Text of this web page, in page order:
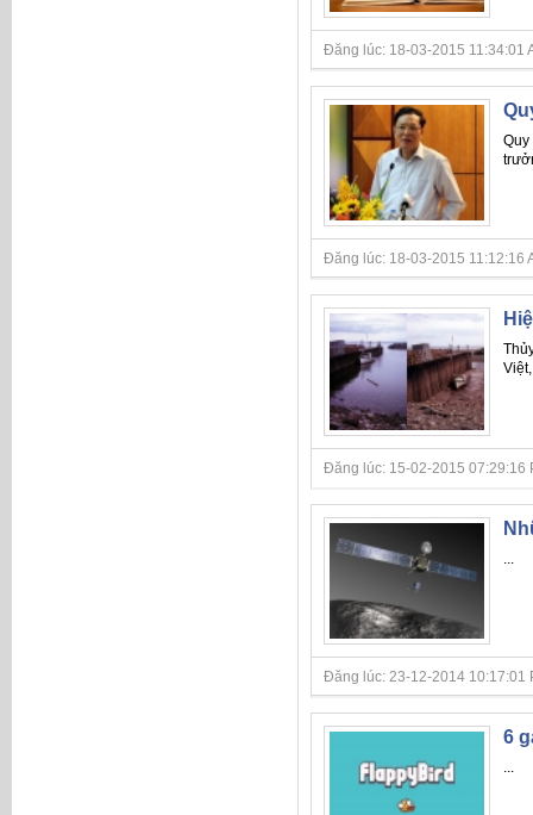
Đăng lúc: 18-03-2015 11:34:01
Đăng lúc: 18-03-2015 11:12:16
Đăng lúc: 15-02-2015 07:29:16
Đăng lúc: 23-12-2014 10:17:01
6
...